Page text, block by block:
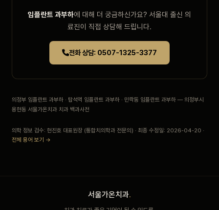
임플란트 과부하에 대해 더 궁금하신가요? 서울대 출신 의
료진이 직접 상담해 드립니다.
전화 상담: 0507-1325-3377
의정부 임플란트 과부하 · 탑석역 임플란트 과부하 · 민락동 임플란트 과부하 — 의정부시
용현동 서울가온치과 치과 백과사전
의학 정보 검수: 현진호 대표원장 (통합치의학과 전문의) · 최종 수정일: 2026-04-20 ·
전체 용어 보기 →
서울가온치과.